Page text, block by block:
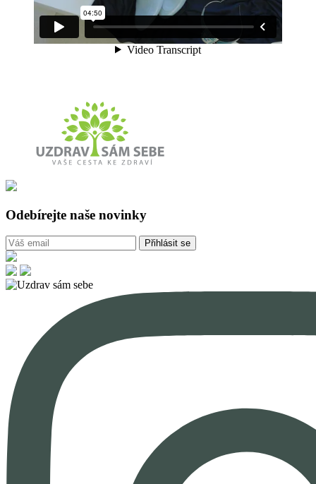
Odebírejte naše novinky
Přihlásit se